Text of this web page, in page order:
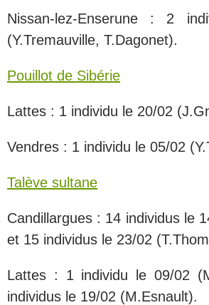
Nissan-lez-Enserune : 2
(Y.Tremauville, T.Dagonet).
Pouillot de Sibérie
Lattes : 1 individu le 20/02
Vendres : 1 individu le 05/02
Talève sultane
Candillargues : 14 individus le
et 15 individus le 23/02
Lattes : 1 individu le 09/02
individus le 19/02 (M.Esnault).